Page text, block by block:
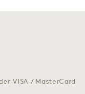
VISA / MasterCard